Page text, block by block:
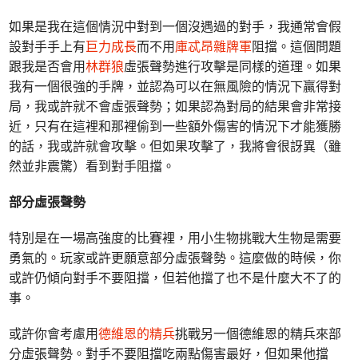
如果是我在這個情況中對到一個沒遇過的對手，我通常會假
設對手手上有巨力成長而不用庫忒昂雜牌軍阻擋。這個問題
跟我是否會用林群狼虛張聲勢進行攻擊是同樣的道理。如果
我有一個很強的手牌，並認為可以在無風險的情況下贏得對
局，我或許就不會虛張聲勢；如果認為對局的結果會非常接
近，只有在這裡和那裡偷到一些額外傷害的情況下才能獲勝
的話，我或許就會攻擊。但如果攻擊了，我將會很訝異（雖
然並非震驚）看到對手阻擋。
部分虛張聲勢
特別是在一場高強度的比賽裡，用小生物挑戰大生物是需要
勇氣的。玩家或許更願意部分虛張聲勢。這麼做的時候，你
或許仍傾向對手不要阻擋，但若他擋了也不是什麼大不了的
事。
或許你會考慮用德維恩的精兵挑戰另一個德維恩的精兵來部
分虛張聲勢。對手不要阻擋吃兩點傷害最好，但如果他擋